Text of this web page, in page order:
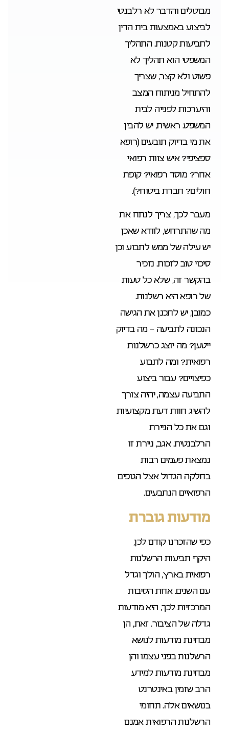
מבוטלים והדבר לא רלבנטי
לביצוע באמצעות בית הדין
לתביעות קטנות. התהליך
המשפטי הוא תהליך לא
פשוט ולא קצר, שצריך
להתחיל מניתוח המצב
והיערכות לפנייה לבית
המשפט. ראשית, יש להבין
את מי בדיוק תובעים (רופא
ספציפי? איש צוות רפואי
אחר? מוסד רפואי? קופת
חולים? חברת ביטוח?).
מעבר לכך, צריך לנתח את
מה שהתרחש, לוודא שאכן
יש עילה של ממש לתבוע וכן
סיכוי טוב לזכות. נזכיר
בהקשר זה, שלא כל טעות
של רופא היא רשלנות.
כמובן, יש לתכנן את הגישה
הנכונה לתביעה – מה בדיוק
ייטען? מה יוצג כרשלנות
רפואית? ומה לתבוע
כפיצויים? עבור ביצוע
התביעה עצמה, יהיה צורך
להשיג חוות דעת מקצועיות
וגם את כל הניירת
הרלבנטית. אגב, ניירת זו
נמצאת פעמים רבות
בחלקה הגדול אצל הגופים
הרפואיים הנתבעים.
מודעות גוברת
כפי שהזכרנו קודם לכן,
היקף תביעות הרשלנות
רפואית בארץ, הולך וגדל
עם השנים. אחת הסיבות
המרכזיות לכך, היא מודעות
גדלה של הציבור. זאת, הן
מבחינת מודעות לנושא
הרשלנות בפני עצמו והן
מבחינת מודעות למידע
הרב שזמין באינטרנט
בנושאים אלה. תחומי
הרשלנות הרפואית אמנם